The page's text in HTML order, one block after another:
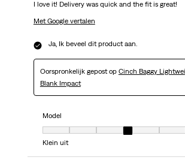
I love it! Delivery was quick and the fit is great!
Met Google vertalen
Ja, Ik beveel dit product aan.
Oorspronkelijk gepost op Cinch Baggy
Blank Impact
Model
Model, 4 van 7, waarbij 1 gelijk is aan Klein uit
Klein uit